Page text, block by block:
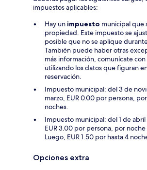
impuestos aplicables:
Hay unimpuesto municipal que
propiedad. Este impuesto se
posible que no se aplique
También puede haber otras
más información, comunícate
utilizando los datos que figuran
reservación.
Impuesto municipal: del 3 de
marzo, EUR 0.00 por persona,
noches.
Impuesto municipal: del 1 de
EUR 3.00 por persona, por
Luego, EUR 1.50 por hasta 4
Opciones extra